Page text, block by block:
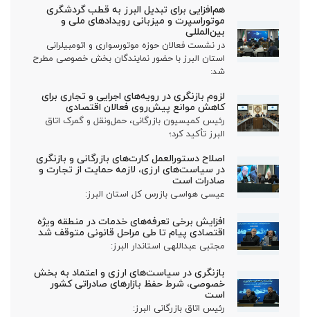
هم‌افزایی برای تبدیل البرز به قطب گردشگری
موتوراسپرت و میزبانی رویدادهای ملی و
بین‌المللی
در نشست فعالان حوزه موتورسواری و اتومبیلرانی
استان البرز با حضور نمایندگان بخش خصوصی مطرح
شد:
لزوم بازنگری در رویه‌های اجرایی و تجاری برای
کاهش موانع پیش‌روی فعالان اقتصادی
رئیس کمیسیون بازرگانی، حمل‌ونقل و گمرک اتاق
البرز تأکید کرد؛
اصلاح دستورالعمل کارت‌های بازرگانی و بازنگری
در سیاست‌های ارزی، لازمه حمایت از تجارت و
صادرات است
عیسی هواسی بازرس کل استان البرز:
افزایش برخی تعرفه‌های خدمات در منطقه ویژه
اقتصادی پیام تا طی مراحل قانونی متوقف شد
مجتبی عبداللهی استاندار البرز:
بازنگری در سیاست‌های ارزی و اعتماد به بخش
خصوصی، شرط حفظ بازارهای صادراتی کشور
است
رئیس اتاق بازرگانی البرز: